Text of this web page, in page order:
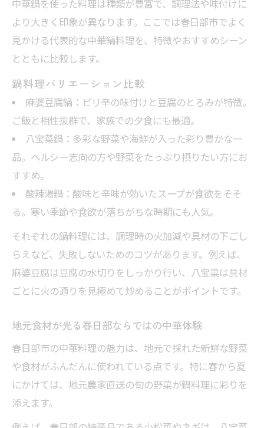
中華鍋料理の食べ比べを楽しむポイント
春日部らしさ溢れる中華料理の楽しみ方
春日部流中華鍋料理の楽しみ方ガイド
地元の食材を活かした中華料理アレンジ集
春日部中華料理の人気メニュー早見表
家庭で春日部らしい中華を味わう方法
春日部の季節限定中華料理を楽しむコツ
中華鍋を使った料理は種類が豊富で、調理法や味付けに
より大きく印象が異なります。ここでは春日部市でよく
見かける代表的な中華鍋料理を、特徴やおすすめシーン
とともに比較します。
鍋料理バリエーション比較
麻婆豆腐鍋：ピリ辛の味付けと豆腐のとろみが特徴。
ご飯と相性抜群で、家族での夕食にも最適。
八宝菜鍋：多彩な野菜や海鮮が入った彩り豊かな一
品。ヘルシー志向の方や野菜をたっぷり摂りたい方にお
すすめ。
酸辣湯鍋：酸味と辛味が効いたスープが食欲をそそ
る。寒い季節や食欲が落ちがちな時期にも人気。
それぞれの鍋料理には、調理時の火加減や具材の下ごし
らえなど、失敗しないためのコツがあります。例えば、
麻婆豆腐は豆腐の水切りをしっかり行い、八宝菜は具材
ごとに火の通りを見極めて炒めることがポイントです。
地元食材が光る春日部ならではの中華体験
春日部市の中華料理の魅力は、地元で採れた新鮮な野菜
や食材がふんだんに使われている点です。特に春から夏
にかけては、地元農家直送の旬の野菜が鍋料理に彩りを
添えます。